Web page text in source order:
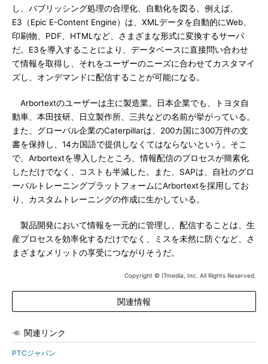
し、パブリッシング処理の合理化、自動化を図る。例えば、
E3（Epic E-Content Engine）は、XMLデータを自動的にWeb、
印刷物、PDF、HTMLなど、さまざまな形式に変換するサーバ
だ。E3を導入することにより、データベースに直接問い合わせ
て情報を取得し、それをユーザーのニーズに合わせてカスタマイ
ズし、オンデマンドに配信することが可能になる。
Arbortextのユーザーは主に製造業。日本企業でも、トヨタ自
動車、本田技研、日立製作所、三共などの名前が挙がっている。
また、グローバル企業のCaterpillarは、200カ国に300万件の文
書を保持し、14カ国語で提供しなくてはならないという。そこ
で、Arbortextを導入したところ、情報配信のプロセスが簡素化
しただけでなく、コストも半減した。また、SAPは、自社のグロ
ーバルトレーニングプラットフォームにArbortextを採用してお
り、カスタムトレーニングの作成に生かしている。
製品開発において情報を一元的に管理し、配信することは、生
産プロセスを効率化するだけでなく、ミスを未然に防ぐなど、さ
まざまなメリットの享受につながりそうだ。
Copyright © ITmedia, Inc. All Rights Reserved.
関連情報
関連リンク
PTCジャパン